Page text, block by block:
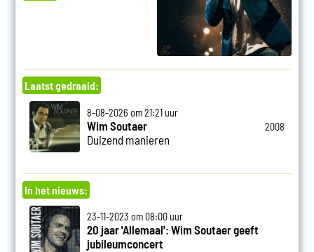
Laatst gedraaid:
8-08-2026 om 21:21 uur
Wim Soutaer
Duizend manieren
2008
In het nieuws:
23-11-2023 om 08:00 uur
20 jaar 'Allemaal': Wim Soutaer geeft
jubileumconcert